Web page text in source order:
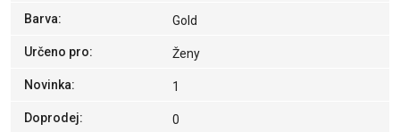
Barva: Gold
Určeno pro: Ženy
Novinka: 1
Doprodej: 0